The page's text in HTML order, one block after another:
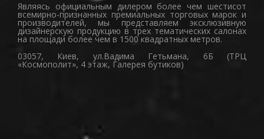
Являясь официальным дилером более чем шестисот
всемирно-признанных премиальных торговых марок и
производителей, мы представляем эксклюзивную
дизайнерскую продукцию в трех тематических салонах
на площади более чем в 1500 квадратных метров.
03057, Киев, ул.Вадима Гетьмана, 6Б (ТРЦ
«Космополит», 4 этаж, Галерея бутиков)